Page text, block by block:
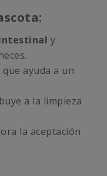
y
ayuda a un
a la limpieza
la aceptación